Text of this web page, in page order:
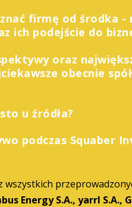
firmę od środka -
ich podejście do
oraz
obecnie
u źródła?
podczas Squaber
wszystkich
Energy S.A., yarrl S.A.,